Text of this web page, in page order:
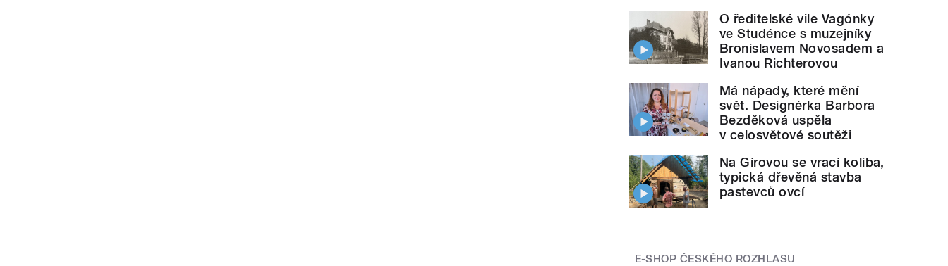
O ředitelské vile Vagónky
ve Studénce s muzejníky
Bronislavem Novosadem a
Ivanou Richterovou
Má nápady, které mění
svět. Designérka Barbora
Bezděková uspěla
v celosvětové soutěži
Na Gírovou se vrací koliba,
typická dřevěná stavba
pastevců ovcí
E-SHOP ČESKÉHO ROZHLASU